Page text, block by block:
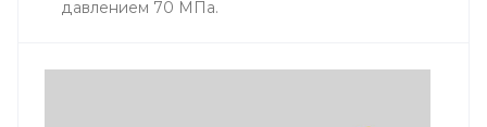
давлением 70 МПа.